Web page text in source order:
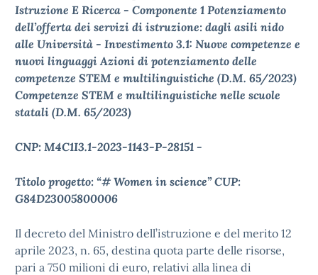
Istruzione E Ricerca - Componente 1 Potenziamento
dell’offerta dei servizi di istruzione: dagli asili nido
alle Università - Investimento 3.1: Nuove competenze e
nuovi linguaggi Azioni di potenziamento delle
competenze STEM e multilinguistiche (D.M. 65/2023)
Competenze STEM e multilinguistiche nelle scuole
statali (D.M. 65/2023)
CNP: M4C1I3.1-2023-1143-P-28151 -
Titolo progetto: “# Women in science” CUP:
G84D23005800006
Il decreto del Ministro dell’istruzione e del merito 12
aprile 2023, n. 65, destina quota parte delle risorse,
pari a 750 milioni di euro, relativi alla linea di